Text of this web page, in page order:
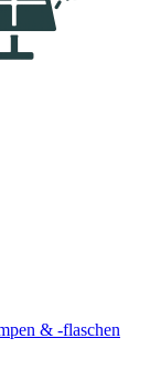
& -flaschen